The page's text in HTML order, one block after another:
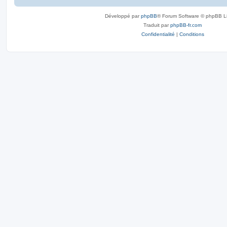
Développé parphpBB® Forum Software © phpBB
Traduit parphpBB-fr.com
Confidentialité | Conditions